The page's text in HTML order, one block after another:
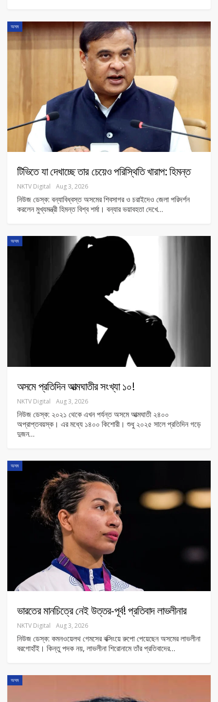
অসম
টিভিতে যা দেখাচ্ছে তার চেয়েও পরিস্থিতি খারাপ: হিমন্ত
NKTV Digital Aug 3, 2026
নিউজ ডেস্ক: বন্যাবিধ্বস্ত অসমের শিবসাগর ও চরাইদেও জেলা পরিদর্শন
করলেন মুখ্যমন্ত্রী হিমন্ত বিশ্ব শর্মা। বন্যার ভয়াবহতা দেখে…
অসম
অসমে প্রতিদিন আত্মঘাতীর সংখ্যা ১০!
NKTV Digital Aug 3, 2026
নিউজ ডেস্ক: ২০২১ থেকে এখন পর্যন্ত অসমে আত্মঘাতী ২৪০০
অপ্রাপ্তবয়স্ক। এর মধ্যে ১৪০০ কিশোরী। শুধু ২০২৫ সালে প্রতিদিন গড়ে
দুজন…
অসম
ভারতের মানচিত্রে নেই উত্তর-পূর্ব! প্রতিবাদ লাভলীনার
NKTV Digital Aug 3, 2026
নিউজ ডেস্ক: কমনওয়েলথ গেমসের বক্সিংয়ে রুপো পেয়েছেন অসমের লাভলীনা
বরগোহাঁই। কিন্তু পদক নয়, লাভলীনা শিরোনামে তাঁর প্রতিবাদের…
অসম